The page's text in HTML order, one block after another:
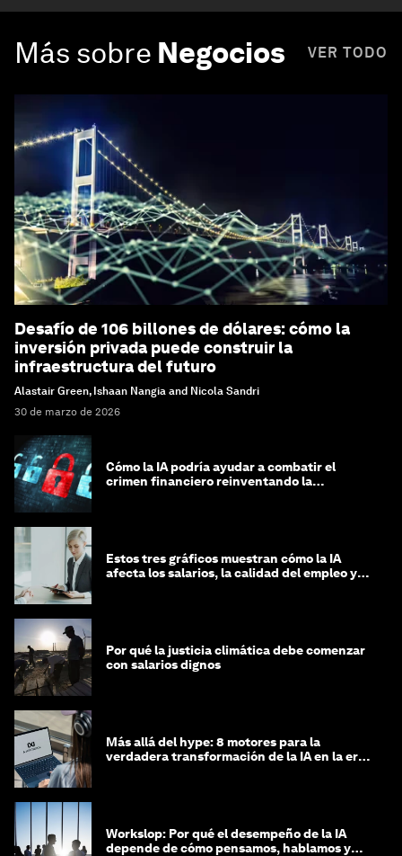
Más sobre Negocios VER TODO
Desafío de 106 billones de dólares: cómo la
inversión privada puede construir la
infraestructura del futuro
Alastair Green, Ishaan Nangia and Nicola Sandri
30 de marzo de 2026
Cómo la IA podría ayudar a combatir el
crimen financiero reinventando la
Estos tres gráficos muestran cómo la IA
afecta los salarios, la calidad del empleo y
Por qué la justicia climática debe comenzar
con salarios dignos
Más allá del hype: 8 motores para la
verdadera transformación de la IA en la era
Workslop: Por qué el desempeño de la IA
depende de cómo pensamos, hablamos y